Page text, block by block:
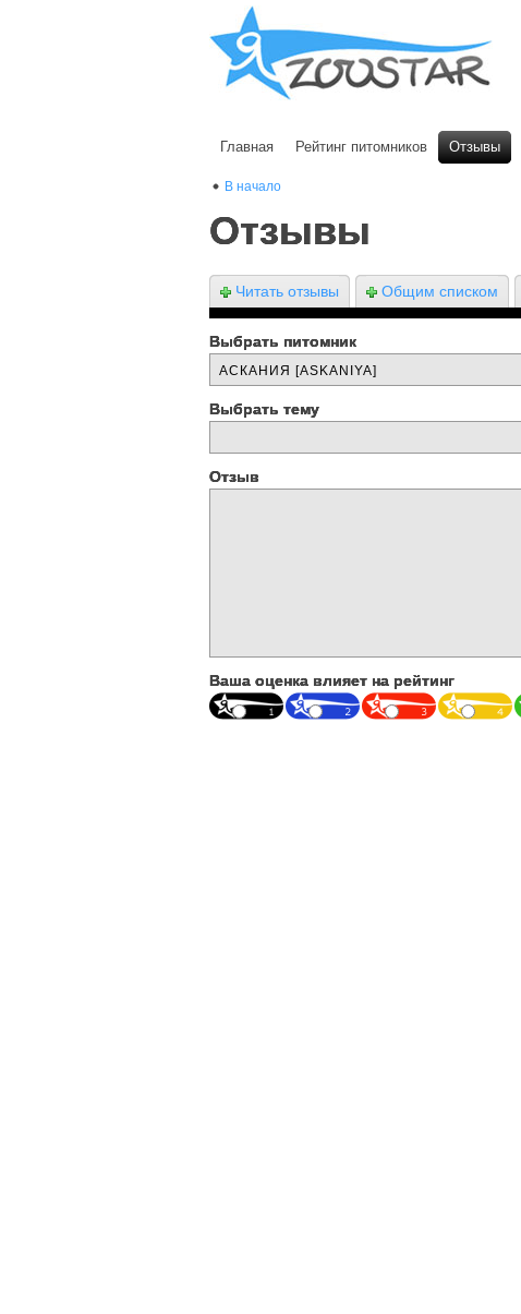
Главная Рейтинг питомников Отзывы
В начало
Отзывы
Читать отзывы Общим списком
Выбрать питомник
Выбрать тему
Отзыв
Ваша оценка влияет на рейтинг